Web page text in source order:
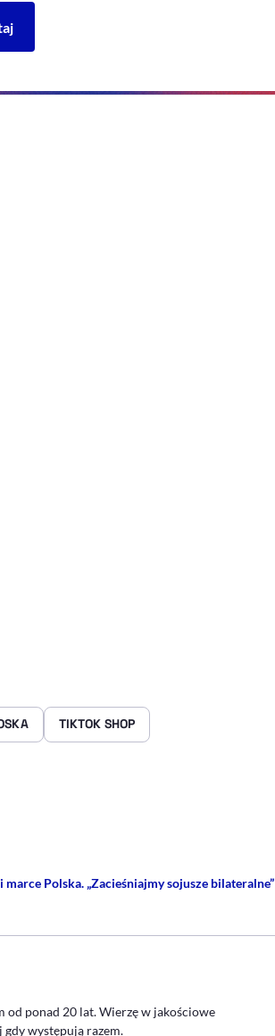
TIKTOK SHOP
Polska. „Zacieśniajmy sojusze bilateralne”
od ponad 20 lat. Wierzę w jakościowe
występują razem.